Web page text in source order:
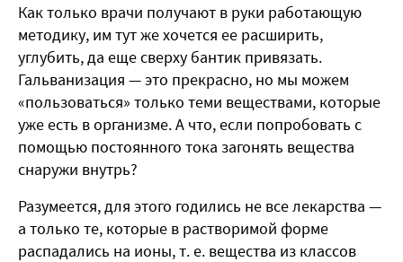
Как только врачи получают в руки работающую
методику, им тут же хочется ее расширить,
углубить, да еще сверху бантик привязать.
Гальванизация — это прекрасно, но мы можем
«пользоваться» только теми веществами, которые
уже есть в организме. А что, если попробовать с
помощью постоянного тока загонять вещества
снаружи внутрь?
Разумеется, для этого годились не все лекарства —
а только те, которые в растворимой форме
распадались на ионы, т. е. вещества из классов